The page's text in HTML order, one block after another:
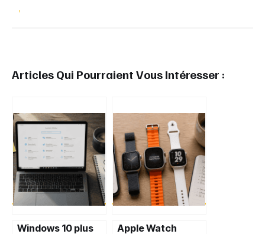
Articles Qui Pourraient Vous Intéresser :
Windows 10 plus
Apple Watch